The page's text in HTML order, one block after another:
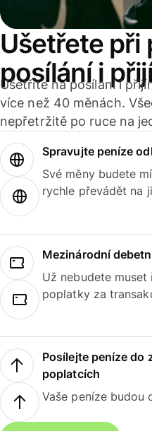
Ušetřete při
posílání i
Ušetříte na posílání i
více než 40 měnách.
nepřetržitě po ruce na
Spravujte peníze
Své měny budete
rychle převádět na
Mezinárodní
Už nebudete
poplatky za
Posílejte peníze do
poplatcích
Vaše peníze budou